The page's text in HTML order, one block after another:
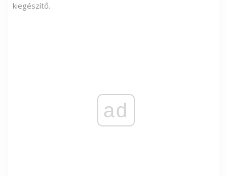
kiegészítő.
ad